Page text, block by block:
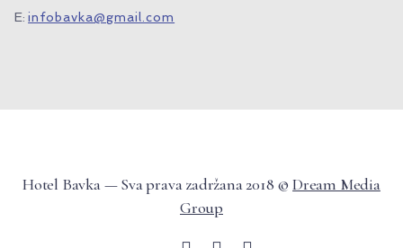
E:infobavka@gmail.com
Hotel Bavka — Sva prava zadržana 2018 ©Dream Media
Group